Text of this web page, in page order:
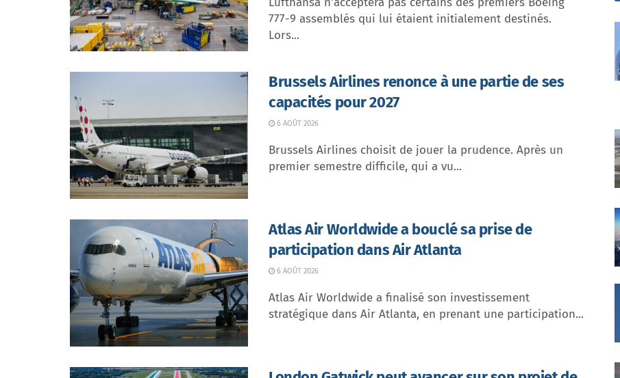
777-9 assemblés qui lui étaient initialement destinés.
Lors...
Brussels Airlines renonce à une partie de ses
capacités pour 2027
6 AOÛT 2026
Brussels Airlines choisit de jouer la prudence. Après un
premier semestre difficile, qui a vu...
Atlas Air Worldwide a bouclé sa prise de
participation dans Air Atlanta
6 AOÛT 2026
Atlas Air Worldwide a finalisé son investissement
stratégique dans Air Atlanta, en prenant une participation...